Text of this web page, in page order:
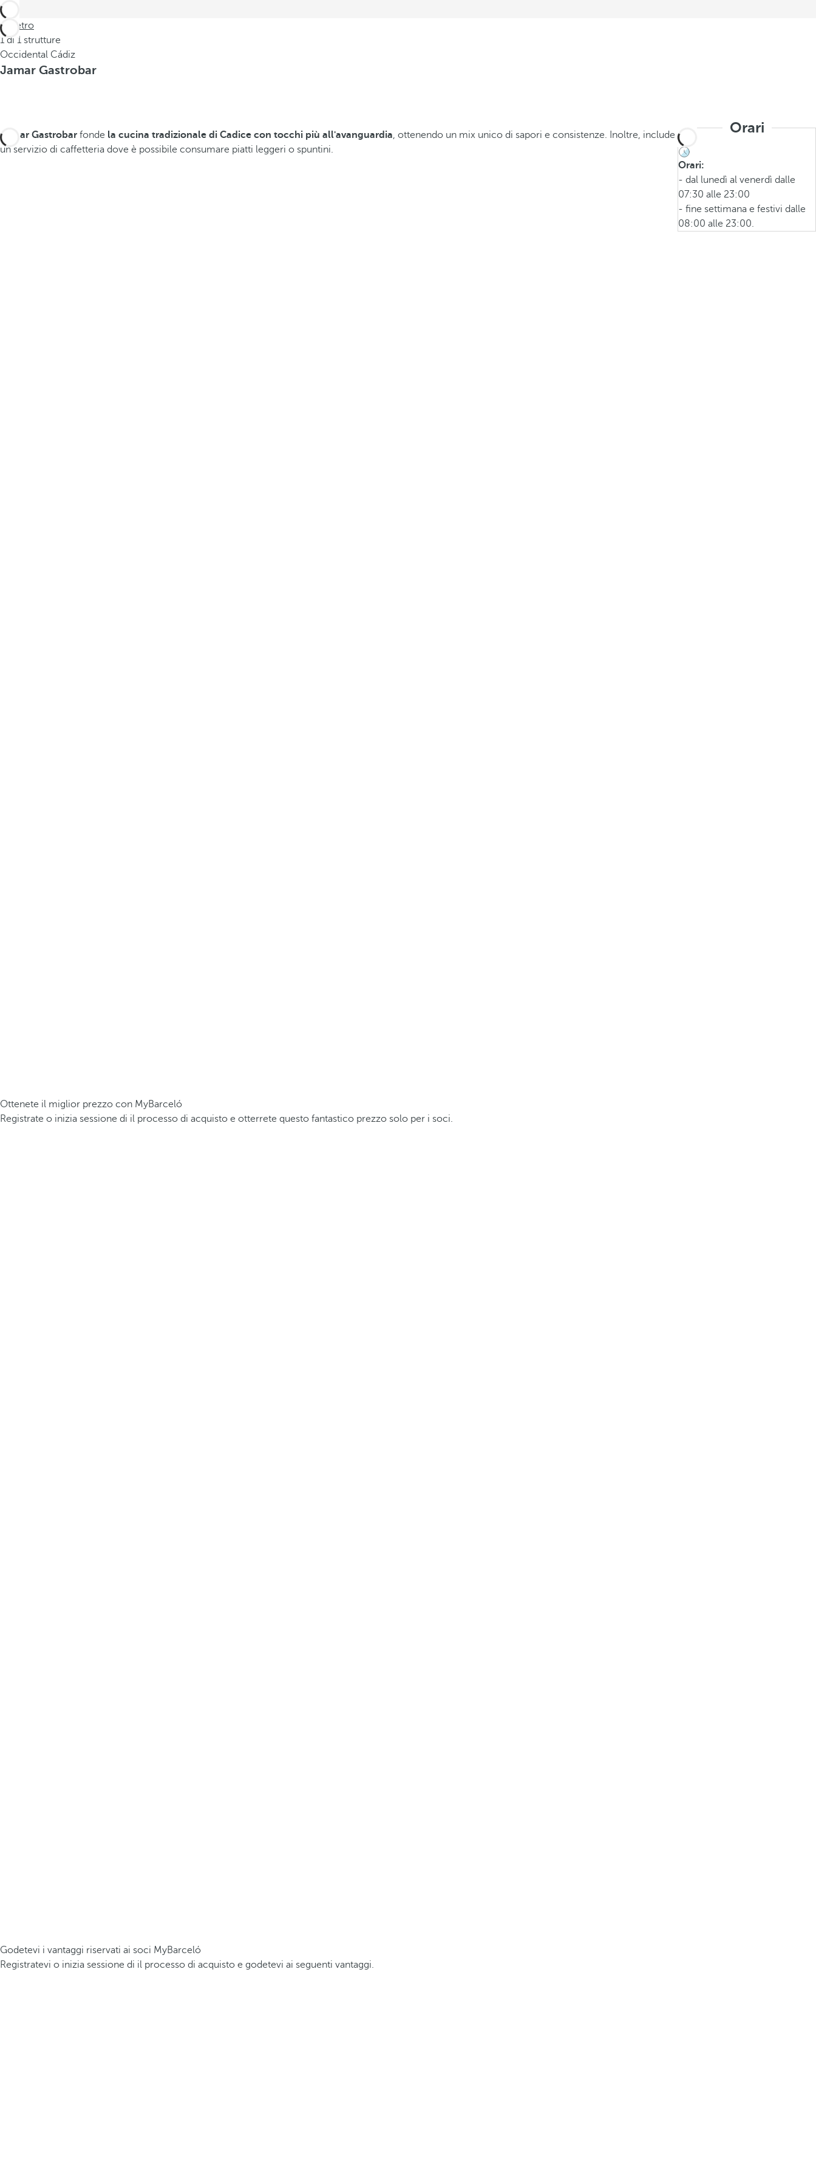
Indietro
1 di 1 strutture
Occidental Cádiz
Jamar Gastrobar
Jamar Gastrobar fonde la cucina tradizionale di Cadice con tocchi più all'avanguardia, ottenendo un mix unico di sapori e consistenze. Inoltre, include
un servizio di caffetteria dove è possibile consumare piatti leggeri o spuntini.
Orari
Orari:
- dal lunedì al venerdì dalle
07:30 alle 23:00
- fine settimana e festivi dalle
08:00 alle 23:00.
Ottenete il miglior prezzo con MyBarceló
Registrate o inizia sessione di il processo di acquisto e otterrete questo fantastico prezzo solo per i soci.
Godetevi i vantaggi riservati ai soci MyBarceló
Registratevi o inizia sessione di il processo di acquisto e godetevi ai seguenti vantaggi.